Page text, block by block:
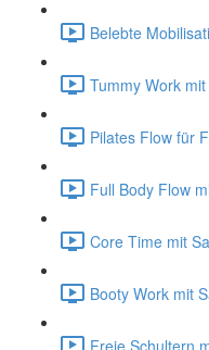
Belebte
Tummy Work
Pilates Flow für
Full Body Flow
Core Time mit
Booty Work mit
Freie Schultern